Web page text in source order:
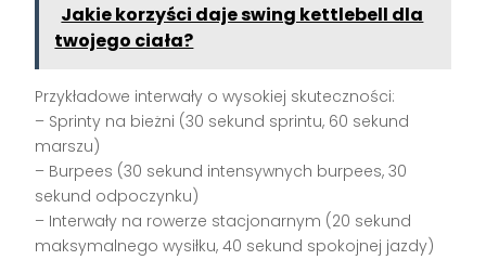
Jakie korzyści daje swing kettlebell dla
twojego ciała?
Przykładowe interwały o wysokiej skuteczności:
– Sprinty na bieżni (30 sekund sprintu, 60 sekund
marszu)
– Burpees (30 sekund intensywnych burpees, 30
sekund odpoczynku)
– Interwały na rowerze stacjonarnym (20 sekund
maksymalnego wysiłku, 40 sekund spokojnej jazdy)